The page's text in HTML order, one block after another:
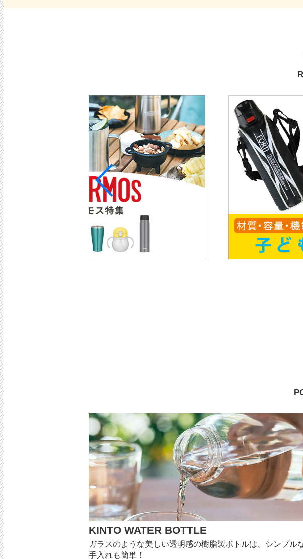
KINTO WATER BOTTLE
ガラスのような美しい透明感の樹脂製ボトルは、シンプル
手入れも簡単！